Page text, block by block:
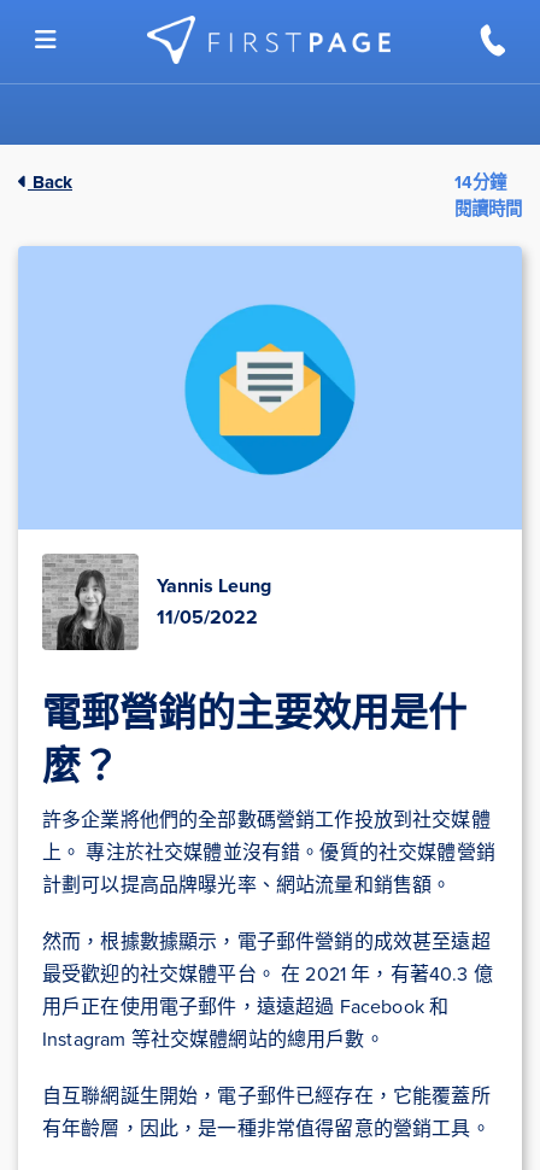
Back
14分鐘
閱讀時間
Yannis Leung
11/05/2022
電郵營銷的主要效用是什
麼？
許多企業將他們的全部數碼營銷工作投放到社交媒體
上。 專注於社交媒體並沒有錯。優質的社交媒體營銷
計劃可以提高品牌曝光率、網站流量和銷售額。
然而，根據數據顯示，電子郵件營銷的成效甚至遠超
最受歡迎的社交媒體平台。 在 2021 年，有著40.3 億
用戶正在使用電子郵件，遠遠超過 Facebook 和
Instagram 等社交媒體網站的總用戶數。
自互聯網誕生開始，電子郵件已經存在，它能覆蓋所
有年齡層，因此，是一種非常值得留意的營銷工具。